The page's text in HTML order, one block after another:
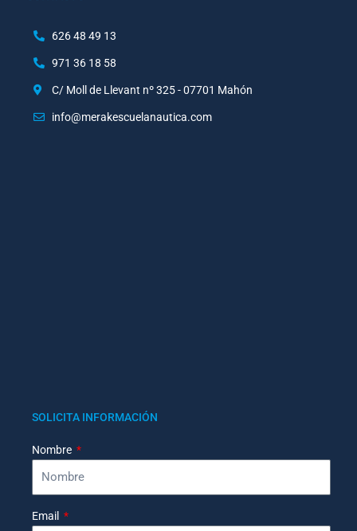
626 48 49 13
971 36 18 58
C/ Moll de Llevant nº 325 - 07701 Mahón
info@merakescuelanautica.com
SOLICITA INFORMACIÓN
Nombre
Email